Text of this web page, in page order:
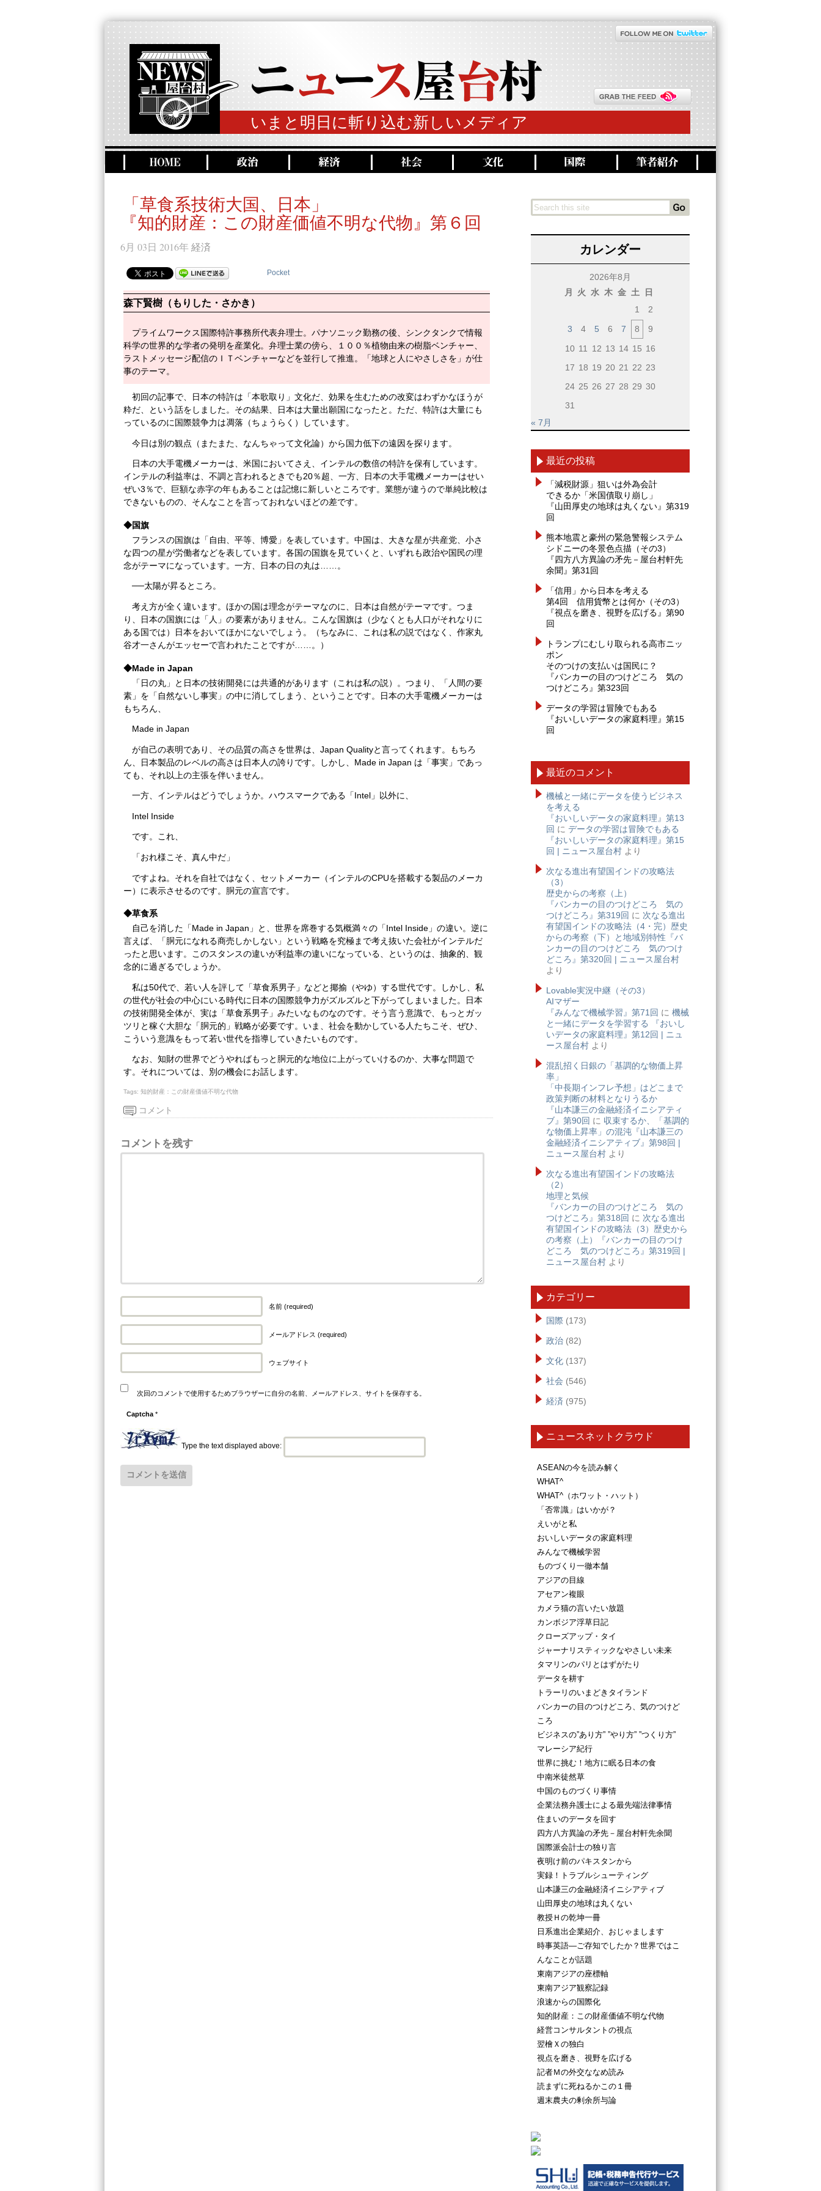
いまと明日に斬り込む新しいメディア
「草食系技術大国、日本」
『知的財産：この財産価値不明な代物』第６回
6月 03日 2016年 経済
Pocket
森下賢樹（もりした・さかき）
プライムワークス国際特許事務所代表弁理士。パナソニック勤務の後、シンクタンクで情報
科学の世界的な学者の発明を産業化。弁理士業の傍ら、１００％植物由来の樹脂ベンチャー、
ラストメッセージ配信のＩＴベンチャーなどを並行して推進。「地球と人にやさしさを」が仕
事のテーマ。
初回の記事で、日本の特許は「本歌取り」文化だ、効果を生むための改変はわずかなほうが
粋だ、という話をしました。その結果、日本は大量出願国になったと。ただ、特許は大量にも
っているのに国際競争力は凋落（ちょうらく）しています。
今日は別の観点（またまた、なんちゃって文化論）から国力低下の遠因を探ります。
日本の大手電機メーカーは、米国においてさえ、インテルの数倍の特許を保有しています。
インテルの利益率は、不調と言われるときでも20％超、一方、日本の大手電機メーカーはせい
ぜい3％で、巨額な赤字の年もあることは記憶に新しいところです。業態が違うので単純比較は
できないものの、そんなことを言っておれないほどの差です。
◆国旗
フランスの国旗は「自由、平等、博愛」を表しています。中国は、大きな星が共産党、小さ
な四つの星が労働者などを表しています。各国の国旗を見ていくと、いずれも政治や国民の理
念がテーマになっています。一方、日本の日の丸は……。
──太陽が昇るところ。
考え方が全く違います。ほかの国は理念がテーマなのに、日本は自然がテーマです。つま
り、日本の国旗には「人」の要素がありません。こんな国旗は（少なくとも人口がそれなりに
ある国では）日本をおいてほかにないでしょう。（ちなみに、これは私の説ではなく、作家丸
谷才一さんがエッセーで言われたことですが……。）
◆Made in Japan
「日の丸」と日本の技術開発には共通的があります（これは私の説）。つまり、「人間の要
素」を「自然ないし事実」の中に消してしまう、ということです。日本の大手電機メーカーは
もちろん、
Made in Japan
が自己の表明であり、その品質の高さを世界は、Japan Qualityと言ってくれます。もちろ
ん、日本製品のレベルの高さは日本人の誇りです。しかし、Made in Japan は「事実」であっ
ても、それ以上の主張を伴いません。
一方、インテルはどうでしょうか。ハウスマークである「Intel」以外に、
Intel Inside
です。これ、
「おれ様こそ、真ん中だ」
ですよね。それを自社ではなく、セットメーカー（インテルのCPUを搭載する製品のメーカ
ー）に表示させるのです。胴元の宣言です。
◆草食系
自己を消した「Made in Japan」と、世界を席巻する気概満々の「Intel Inside」の違い。逆に
言えば、「胴元になれる商売しかしない」という戦略を究極まで考え抜いた会社がインテルだ
ったと思います。このスタンスの違いが利益率の違いになっている、というのは、抽象的、観
念的に過ぎるでしょうか。
私は50代で、若い人を評して「草食系男子」などと揶揄（やゆ）する世代です。しかし、私
の世代が社会の中心にいる時代に日本の国際競争力がズルズルと下がってしまいました。日本
の技術開発全体が、実は「草食系男子」みたいなものなのです。そう言う意識で、もっとガッ
ツリと稼ぐ大胆な「胴元的」戦略が必要です。いま、社会を動かしている人たちこそ、ぜひ、
こういう意識をもって若い世代を指導していきたいものです。
なお、知財の世界でどうやればもっと胴元的な地位に上がっていけるのか、大事な問題で
す。それについては、別の機会にお話します。
Tags: 知的財産：この財産価値不明な代物
コメント
コメントを残す
名前 (required)
メールアドレス (required)
ウェブサイト
次回のコメントで使用するためブラウザーに自分の名前、メールアドレス、サイトを保存する。
Captcha*
Type the text displayed above:
カレンダー
2026年8月
月
火 水 木 金 土
日
1
2
3
4 5 6 7 8
9
10 11 12 13 14 15 16
17 18 19 20 21 22 23
24 25 26 27 28 29 30
31
« 7月
最近の投稿
「減税財源」狙いは外為会計
できるか「米国債取り崩し」
『山田厚史の地球は丸くない』第319
回
熊本地震と豪州の緊急警報システム
シドニーの冬景色点描（その3）
『四方八方異論の矛先－屋台村軒先
余聞』第31回
「信用」から日本を考える
第4回 信用貨幣とは何か（その3）
『視点を磨き、視野を広げる』第90
回
トランプにむしり取られる高市ニッ
ポン
そのつけの支払いは国民に？
『バンカーの目のつけどころ 気の
つけどころ』第323回
データの学習は冒険でもある
『おいしいデータの家庭料理』第15
回
最近のコメント
機械と一緒にデータを使うビジネス
を考える
『おいしいデータの家庭料理』第13
回 に データの学習は冒険でもある
『おいしいデータの家庭料理』第15
回 | ニュース屋台村 より
次なる進出有望国インドの攻略法
（3）
歴史からの考察（上）
『バンカーの目のつけどころ 気の
つけどころ』第319回 に 次なる進出
有望国インドの攻略法（4・完）歴史
からの考察（下）と地域別特性『バ
ンカーの目のつけどころ 気のつけ
どころ』第320回 | ニュース屋台村
より
Lovable実況中継（その3）
AIマザー
『みんなで機械学習』第71回 に 機械
と一緒にデータを学習する 『おいし
いデータの家庭料理』第12回 | ニュ
ース屋台村 より
混乱招く日銀の「基調的な物価上昇
率」
「中長期インフレ予想」はどこまで
政策判断の材料となりうるか
『山本謙三の金融経済イニシアティ
ブ』第90回 に 収束するか、「基調的
な物価上昇率」の混沌『山本謙三の
金融経済イニシアティブ』第98回 |
ニュース屋台村 より
次なる進出有望国インドの攻略法
（2）
地理と気候
『バンカーの目のつけどころ 気の
つけどころ』第318回 に 次なる進出
有望国インドの攻略法（3）歴史から
の考察（上）『バンカーの目のつけ
どころ 気のつけどころ』第319回 |
ニュース屋台村 より
カテゴリー
国際 (173)
政治 (82)
文化 (137)
社会 (546)
経済 (975)
ニュースネットクラウド
ASEANの今を読み解く
WHAT^
WHAT^（ホワット・ハット）
「否常識」はいかが？
えいがと私
おいしいデータの家庭料理
みんなで機械学習
ものづくり一徹本舗
アジアの目線
アセアン複眼
カメラ猫の言いたい放題
カンボジア浮草日記
クローズアップ・タイ
ジャーナリスティックなやさしい未来
タマリンのパリとはずがたり
データを耕す
トラーリのいまどきタイランド
バンカーの目のつけどころ、気のつけど
ころ
ビジネスの”あり方” ”やり方” ”つくり方”
マレーシア紀行
世界に挑む！地方に眠る日本の食
中南米徒然草
中国のものづくり事情
企業法務弁護士による最先端法律事情
住まいのデータを回す
四方八方異論の矛先－屋台村軒先余聞
国際派会計士の独り言
夜明け前のパキスタンから
実録！トラブルシューティング
山本謙三の金融経済イニシアティブ
山田厚史の地球は丸くない
教授Ｈの乾坤一冊
日系進出企業紹介、おじゃまします
時事英語―ご存知でしたか？世界ではこ
んなことが話題
東南アジアの座標軸
東南アジア観察記録
浪速からの国際化
知的財産：この財産価値不明な代物
経営コンサルタントの視点
翌檜Ｘの独白
視点を磨き、視野を広げる
記者Ｍの外交ななめ読み
読まずに死ねるかこの１冊
週末農夫の剰余所与論